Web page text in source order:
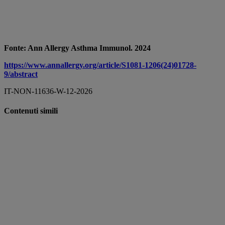
Fonte: Ann Allergy Asthma Immunol. 2024
https://www.annallergy.org/article/S1081-1206(24)01728-
9/abstract
IT-NON-11636-W-12-2026
Contenuti simili